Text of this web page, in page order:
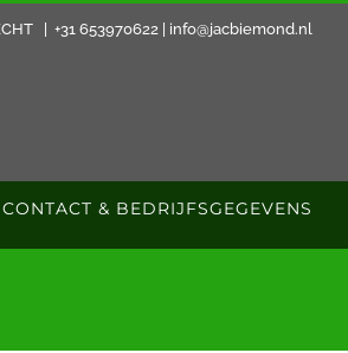
+31 653970622 | info@jacbiemond.nl
CONTACT & BEDRIJFSGEGEVENS